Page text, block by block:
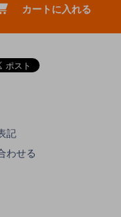
カートに入れる
記
わせる